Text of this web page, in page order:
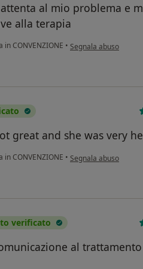
al mio problema e
alla terapia
CONVENZIONE • secondo l'opinione
Segnala abuso
great and she was very
CONVENZIONE • secondo l'opinione
Segnala abuso
verificato
al